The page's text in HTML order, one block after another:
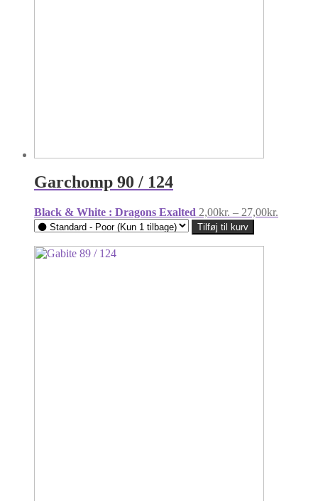
Garchomp 90 / 124
Black & White : Dragons Exalted 2,00kr. – 27,00kr.
Tilføj til kurv